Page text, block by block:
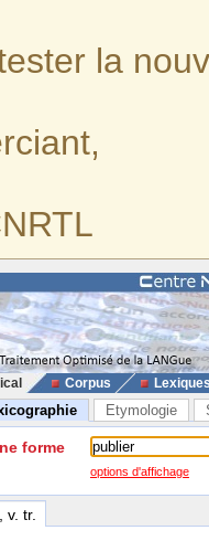
la
Corpus
Etymologie
forme
options d'affichage
, v. tr.